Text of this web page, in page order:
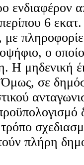
6
ο
Η μηδενική
σε
πλήρη